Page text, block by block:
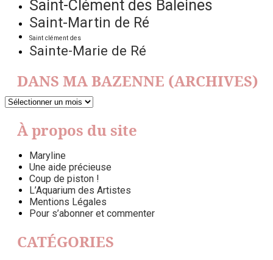
Saint-Clément des Baleines
Saint-Martin de Ré
Saint clément des
Sainte-Marie de Ré
DANS MA BAZENNE (ARCHIVES)
DANS
BAZENNE
(ARCHIVES)
À propos du site
Maryline
Une aide précieuse
Coup de piston !
L’Aquarium des Artistes
Mentions Légales
Pour s’abonner et commenter
CATÉGORIES